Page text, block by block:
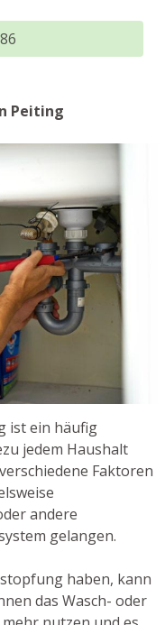
Peiting
ist ein häufig
jedem Haushalt
Faktoren
andere
gelangen.
haben, kann
das Wasch- oder